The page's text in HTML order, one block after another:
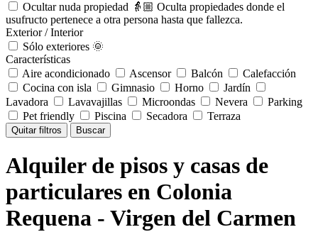
Ocultar nuda propiedad 👵🏼 Oculta propiedades donde el
usufructo pertenece a otra persona hasta que fallezca.
Exterior / Interior
Sólo exteriores 🌞
Características
Aire acondicionado
Ascensor Balcón
Calefacción
Cocina con isla
Gimnasio Horno
Jardín
Lavadora
Lavavajillas Microondas Nevera
Parking
Pet friendly
Piscina Secadora Terraza
Quitar filtros Buscar
Alquiler de pisos y casas de
particulares en Colonia
Requena - Virgen del Carmen